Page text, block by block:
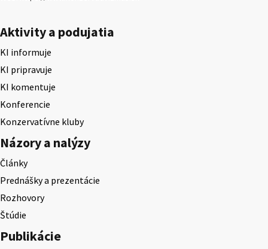
Aktivity a podujatia
KI informuje
KI pripravuje
KI komentuje
Konferencie
Konzervatívne kluby
Názory a nalýzy
Články
Prednášky a prezentácie
Rozhovory
Štúdie
Publikácie